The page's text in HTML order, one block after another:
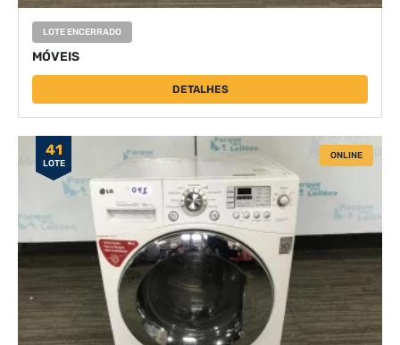
LOTE ENCERRADO
MÓVEIS
DETALHES
41
LOTE
ONLINE